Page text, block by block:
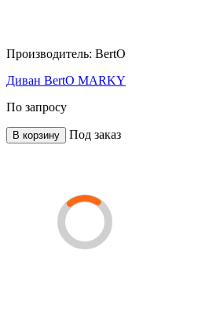
Производитель: BertO
Диван BertO MARKY
По запросу
В корзину Под заказ